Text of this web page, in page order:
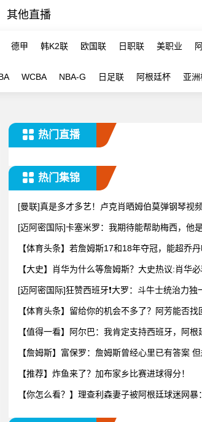
其他直播
德甲 韩K2联 欧国联 日职联 美职业
WCBA NBA-G 日足联 阿根廷杯 亚洲
热门直播
热门集锦
[曼联]真是多才多艺！卢克肖晒姆伯莫弹钢琴视频
[迈阿密国际]卡塞米罗：我期待能帮助梅西，他是
【体育头条】若詹姆斯17和18年夺冠，能超乔丹
【大史】肖华为什么等詹姆斯？大史热议:肖华必
[迈阿密国际]狂赞西班牙❗大罗：斗牛士统治力独
【体育头条】留给你的机会不多了？阿芳能否找
【值得一看】阿尔巴：我肯定支持西班牙，阿根
【詹姆斯】富保罗：詹姆斯曾经心里已有答案 但
【推荐】炸鱼来了？加布家乡比赛进球得分！
【你怎么看？】理查利森妻子被阿根廷球迷网暴